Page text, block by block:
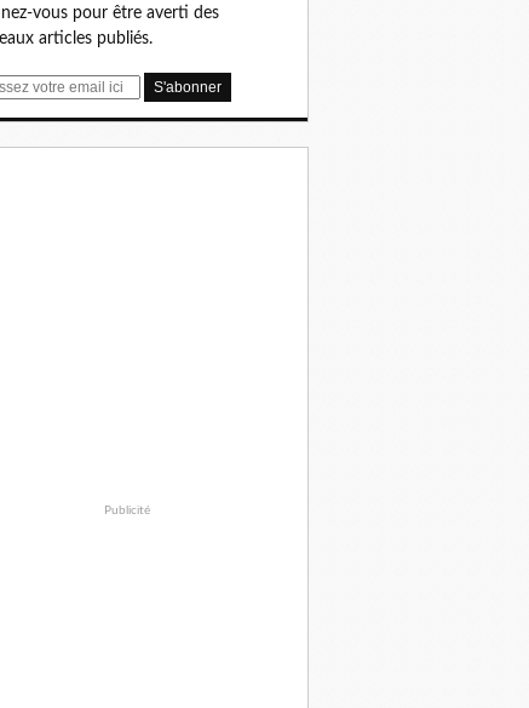
vous pour être averti des
articles publiés.
Publicité